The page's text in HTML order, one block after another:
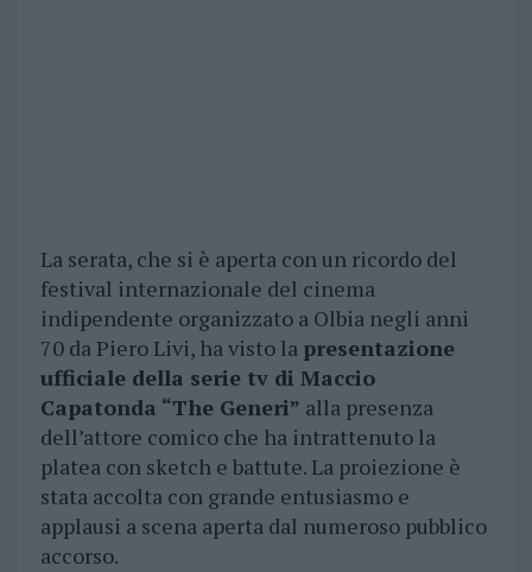
La serata, che si è aperta con un ricordo del
festival internazionale del cinema
indipendente organizzato a Olbia negli anni
70 da Piero Livi, ha visto la presentazione
ufficiale della serie tv di Maccio
Capatonda “The Generi” alla presenza
dell’attore comico che ha intrattenuto la
platea con sketch e battute. La proiezione è
stata accolta con grande entusiasmo e
applausi a scena aperta dal numeroso pubblico
accorso.